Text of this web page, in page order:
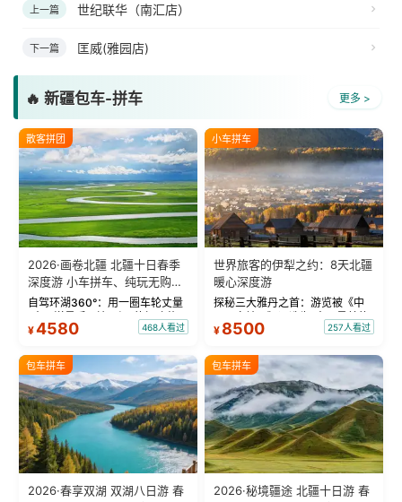
上一篇 世纪联华（南汇店）
下一篇 匡威(雅园店)
🔥 新疆包车-拼车 更多 >
散客拼团
2026·画卷北疆 北疆十日春季
深度游 小车拼车、纯玩无购
物！
自驾环湖360°：用一圈车轮丈量
“大西洋最后一滴眼泪”的极致蔚
蓝。 赛湖旅拍：甄选多款风格服
绝美瞬间。 赛湖坦克300跟车视
频：专业摄影师...
¥4580 468人看过
小车拼车
世界旅客的伊犁之约：8天北疆
暖心深度游
探秘三大雅丹之首：游览被《中
国国家地理》评选为“中国最美的
三大雅丹”第一名的克拉玛依魔鬼
瓦人最大村落——禾木村，欣赏
晨雾与小木...
¥ 8500 257人看过
包车拼车
2026·春享双湖 双湖八日游 春
包车拼车
2026·秘境疆途 北疆十日游 春